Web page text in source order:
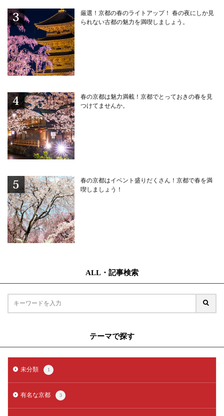
厳選！京都の春のライトアップ！ 春の夜にしか見
られない古都の魅力を満喫しましょう。
春の京都は魅力満載！京都でとっておきの春を見
つけてませんか。
春の京都はイベント盛りだくさん！京都で春を満
喫しましょう！
ALL・記事検索
テーマで探す
未分類 1
有名な京都 3